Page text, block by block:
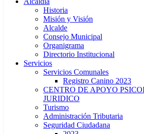
Historia
Misión y Visión
Alcalde
Consejo Municipal
Organigrama
Directorio Institucional
Servicios
Servicios Comunales
Registro Canino 2023
CENTRO DE APOYO
JURIDICO
Turismo
Administración Tributaria
Seguridad Ciudadana